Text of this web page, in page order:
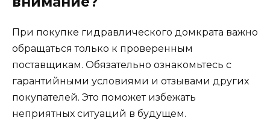
При покупке гидравлического домкрата важно
обращаться только к проверенным
поставщикам. Обязательно ознакомьтесь с
гарантийными условиями и отзывами других
покупателей. Это поможет избежать
неприятных ситуаций в будущем.